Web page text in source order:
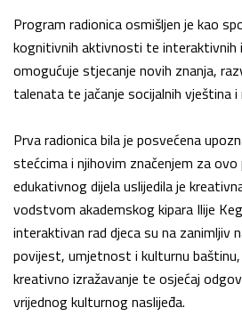
Program radionica osmišljen je kao
kognitivnih aktivnosti te interaktivnih
omogućuje stjecanje novih znanja,
talenata te jačanje socijalnih vještina i
Prva radionica bila je posvećena
stećcima i njihovim značenjem za ovo
edukativnog dijela uslijedila je
vodstvom akademskog kipara Ilije
interaktivan rad djeca su na zanimljiv
povijest, umjetnost i kulturnu
kreativno izražavanje te osjećaj
vrijednog kulturnog naslijeđa.